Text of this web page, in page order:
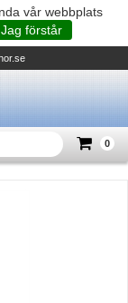
vår webbplats
Jag förstår
0